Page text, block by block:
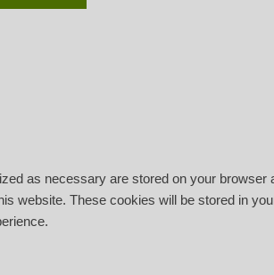
as necessary are stored on your browser
website. These cookies will be stored in